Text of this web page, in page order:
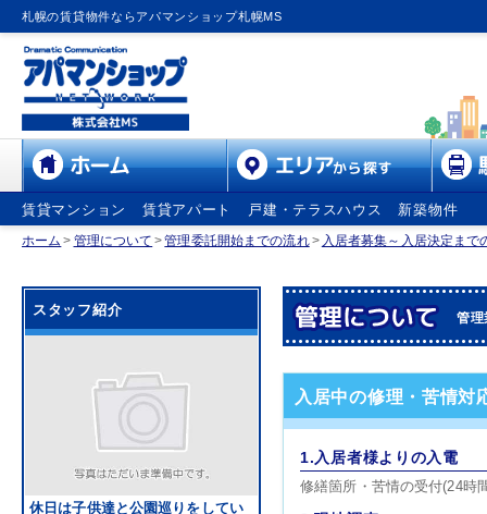
札幌の賃貸物件ならアパマンショップ札幌MS
賃貸マンション 賃貸アパート 戸建・テラスハウス 新築物件
ホーム > 管理について >管理委託開始までの流れ> 入居者募集～入居決定まで
管理
入居中の修理・苦情対
1.入居者様よりの入電
修繕箇所・苦情の受付(24時
スタッフ紹介
休日は子供達と公園巡りをしてい